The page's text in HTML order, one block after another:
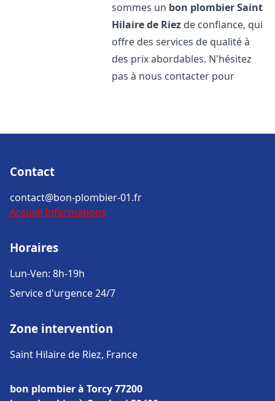
sommes un bon plombierSaint
Hilaire de Riez de confiance, qui
offre des services de qualité à
des prix abordables. N'hésitez
pas à nous contacter pour
Contact
contact@bon-plombier-01.fr
Accueil Informations
Horaires
Lun-Ven: 8h-19h
Service d'urgence 24/7
Zone intervention
Saint Hilaire de Riez, France
bon plombier à Torcy 77200